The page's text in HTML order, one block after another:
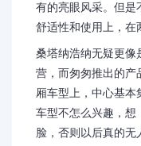
有的亮眼风采。但是
舒适性和使用上，在
桑塔纳浩纳无疑更像
营，而匆匆推出的产
厢车型上，中心基本
车型不怎么兴趣，想
脸，否则以后真的无